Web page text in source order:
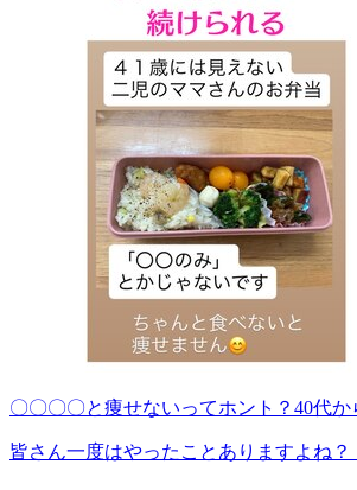
〇〇〇〇と痩せないってホント？40代
皆さん一度はやったことありますよね